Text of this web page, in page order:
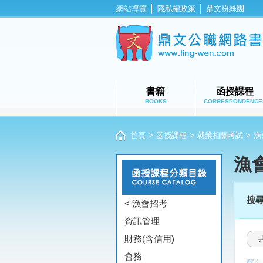
網站導覽 隱私權政策 鼎文粉絲團
書籍
BOOKS
函授課程
首頁 > 函授課程 > 就業相關考試 > 漁
< 漁會招考
資訊管理
財務(含信用)
會務
漁
搜